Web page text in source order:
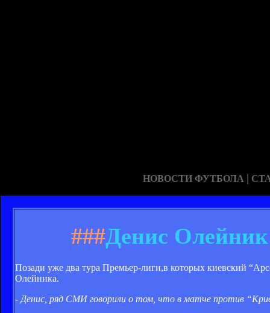
НОВОСТИ ФУТБОЛА |
###Денис
Позади уже два тура Премьер-лиги,в которых киевский
Олейника.
- Денис, ряд СМИ говорили о том, что в матче против